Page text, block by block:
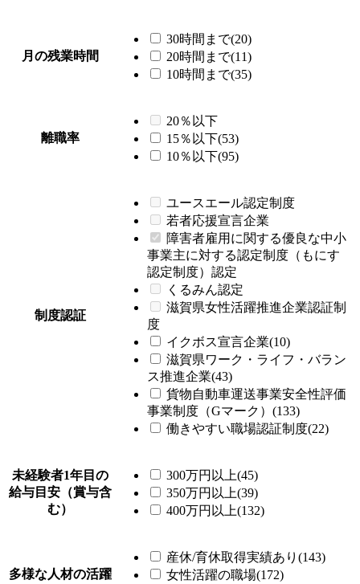
月の残業時間
30時間まで(20)
20時間まで(11)
10時間まで(35)
離職率
20％以下
15％以下(53)
10％以下(95)
制度認証
ユースエール認定制度
若者応援宣言企業
障害者雇用に関する優良な中小
事業主に対する認定制度（もにす
認定制度）認定
くるみん認定
滋賀県女性活躍推進企業認証制
度
イクボス宣言企業(10)
滋賀県ワーク・ライフ・バラン
ス推進企業(43)
貨物自動車運送事業安全性評価
事業制度（Gマーク）(133)
働きやすい職場認証制度(22)
未経験者1年目の
給与目安（賞与含
む）
300万円以上(45)
350万円以上(39)
400万円以上(132)
多様な人材の活躍
産休/育休取得実績あり(143)
女性活躍の職場(172)